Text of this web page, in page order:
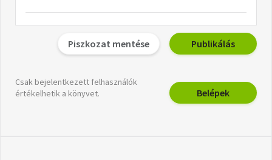
Piszkozat mentése Publikálás
Csak bejelentkezett felhasználók
értékelhetik a könyvet.
Belépek